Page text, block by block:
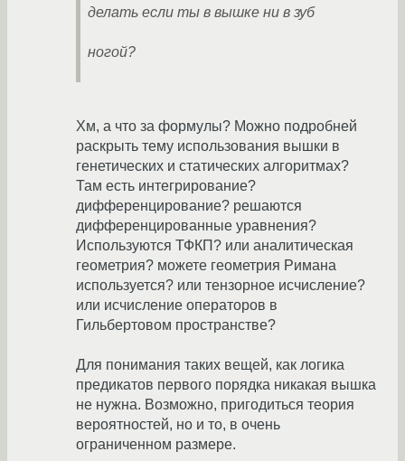
делать если ты в вышке ни в зуб
ногой?
Хм, а что за формулы? Можно подробней
раскрыть тему использования вышки в
генетических и статических алгоритмах?
Там есть интегрирование?
дифференцирование? решаются
дифференцированные уравнения?
Используются ТФКП? или аналитическая
геометрия? можете геометрия Римана
используется? или тензорное исчисление?
или исчисление операторов в
Гильбертовом пространстве?
Для понимания таких вещей, как логика
предикатов первого порядка никакая вышка
не нужна. Возможно, пригодиться теория
вероятностей, но и то, в очень
ограниченном размере.